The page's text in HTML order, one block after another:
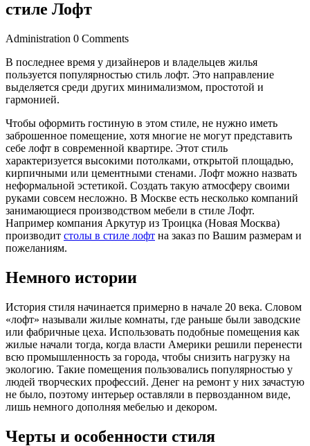
стиле Лофт
Administration 0 Comments
В последнее время у дизайнеров и владельцев жилья
пользуется популярностью стиль лофт. Это направление
выделяется среди других минимализмом, простотой и
гармонией.
Чтобы оформить гостиную в этом стиле, не нужно иметь
заброшенное помещение, хотя многие не могут представить
себе лофт в современной квартире. Этот стиль
характеризуется высокими потолками, открытой площадью,
кирпичными или цементными стенами. Лофт можно назвать
неформальной эстетикой. Создать такую атмосферу своими
руками совсем несложно. В Москве есть несколько компаний
занимающиеся производством мебели в стиле Лофт.
Например компания Аркутур из Троицка (Новая Москва)
производит столы в стиле лофт на заказ по Вашим размерам и
пожеланиям.
Немного истории
История стиля начинается примерно в начале 20 века. Словом
«лофт» называли жилые комнаты, где раньше были заводские
или фабричные цеха. Использовать подобные помещения как
жилые начали тогда, когда власти Америки решили перенести
всю промышленность за города, чтобы снизить нагрузку на
экологию. Такие помещения пользовались популярностью у
людей творческих профессий. Денег на ремонт у них зачастую
не было, поэтому интерьер оставляли в первозданном виде,
лишь немного дополняя мебелью и декором.
Черты и особенности стиля